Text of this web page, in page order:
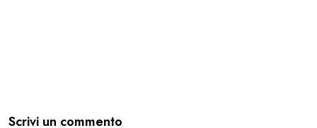
Scrivi un commento